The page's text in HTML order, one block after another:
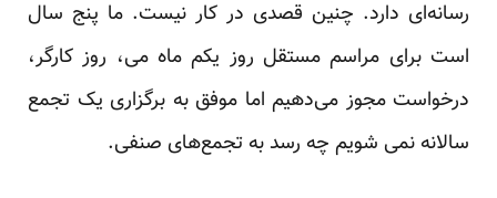
رسانه‌ای دارد. چنین قصدی در کار نیست. ما پنج سال
است برای مراسم مستقل روز یکم ماه می، روز کارگر،
درخواست مجوز می‌دهیم اما موفق به برگزاری یک تجمع
سالانه نمی شویم چه رسد به تجمع‌های صنفی.